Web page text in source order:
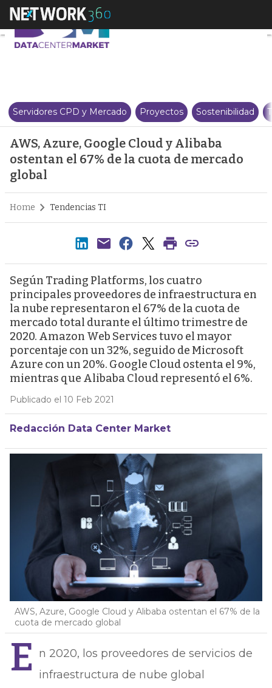
AWS, Azure, Google Cloud y
Servidores CPD y Mercado Proyectos Sostenibilidad
AWS, Azure, Google Cloud y Alibaba
ostentan el 67% de la cuota de mercado
global
Home Tendencias TI
Según Trading Platforms, los cuatro
principales proveedores de infraestructura en
la nube representaron el 67% de la cuota de
mercado total durante el último trimestre de
2020. Amazon Web Services tuvo el mayor
porcentaje con un 32%, seguido de Microsoft
Azure con un 20%. Google Cloud ostenta el 9%,
mientras que Alibaba Cloud representó el 6%.
Publicado el 10 Feb 2021
Redacción Data Center Market
AWS, Azure, Google Cloud y Alibaba ostentan el 67% de la
cuota de mercado global
E n 2020, los proveedores de servicios de
infraestructura de nube global